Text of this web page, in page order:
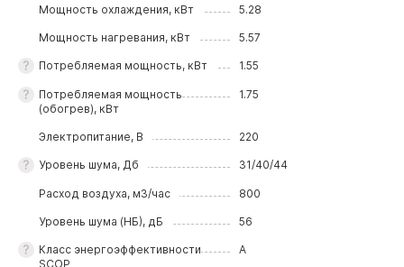
Мощность охлаждения, кВт 5.28
Мощность нагревания, кВт 5.57
Потребляемая мощность, кВт 1.55
Потребляемая мощность
(обогрев), кВт
1.75
Электропитание, В 220
Уровень шума, Дб 31/40/44
Расход воздуха, м3/час 800
Уровень шума (НБ), дБ 56
Класс энергоэффективности
SCOP
A